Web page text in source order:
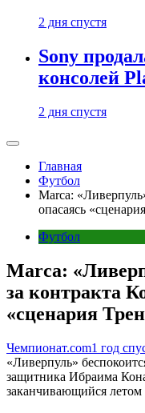
2 дня спустя
Sony
консолей
2 дня спустя
Главная
Футбол
Marca:
опасаясь
Футбол
Marca:
за контракта
«сценария
Чемпионат.com1 год
«Ливерпуль»
защитника Ибраима
заканчивающийся летом